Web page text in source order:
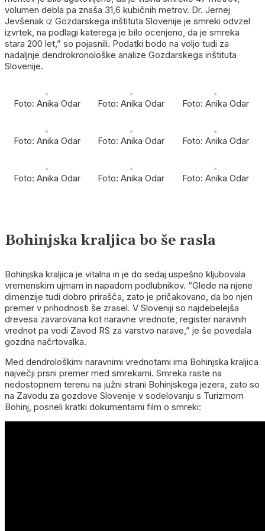
volumen debla pa znaša 31,6 kubičnih metrov. Dr. Jernej
Jevšenak iz Gozdarskega inštituta Slovenije je smreki odvzel
izvrtek, na podlagi katerega je bilo ocenjeno, da je smreka
stara 200 let,” so pojasnili. Podatki bodo na voljo tudi za
nadaljnje dendrokronološke analize Gozdarskega inštituta
Slovenije.
Foto: Anika Odar Foto: Anika Odar Foto: Anika Odar
Foto: Anika Odar Foto: Anika Odar Foto: Anika Odar
Foto: Anika Odar Foto: Anika Odar Foto: Anika Odar
Bohinjska kraljica bo še rasla
Bohinjska kraljica je vitalna in je do sedaj uspešno kljubovala
vremenskim ujmam in napadom podlubnikov. “Glede na njene
dimenzije tudi dobro prirašča, zato je pričakovano, da bo njen
premer v prihodnosti še zrasel. V Sloveniji so najdebelejša
drevesa zavarovana kot naravne vrednote, register naravnih
vrednot pa vodi Zavod RS za varstvo narave,” je še povedala
gozdna načrtovalka.
Med dendrološkimi naravnimi vrednotami ima Bohinjska kraljica
največji prsni premer med smrekami. Smreka raste na
nedostopnem terenu na južni strani Bohinjskega jezera, zato so
na Zavodu za gozdove Slovenije v sodelovanju s Turizmom
Bohinj, posneli kratki dokumentarni film o smreki: